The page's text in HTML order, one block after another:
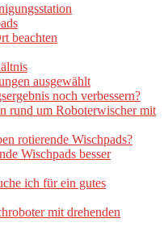
beachten
ausgewählt
noch verbessern?
rund um Roboterwischer mit
rotierende Wischpads?
Wischpads besser
ich für ein gutes
mit drehenden